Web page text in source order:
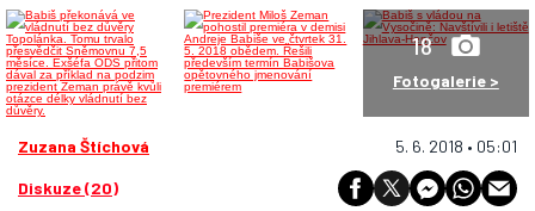
18
Fotogalerie >
Zuzana Štíchová 5. 6. 2018 • 05:01
Diskuze (20)